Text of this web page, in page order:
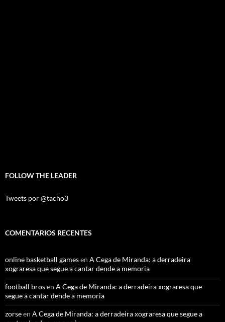
FOLLOW THE LEADER
Tweets por @tacho3
COMENTARIOS RECENTES
online basketball gamesen A Cega de Miranda: a derradeira
xograresa que segue a cantar dende a memoria
football brosen A Cega de Miranda: a derradeira xograresa que
segue a cantar dende a memoria
zorseen A Cega de Miranda: a derradeira xograresa que segue a